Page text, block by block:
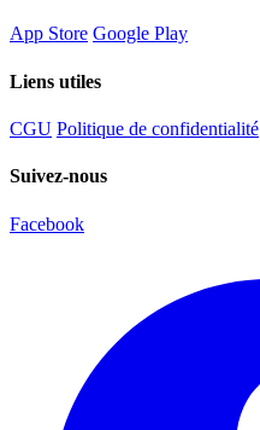
App Store Google Play
Liens utiles
CGU Politique de confidentialité
Suivez-nous
Facebook